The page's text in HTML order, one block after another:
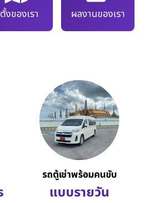
งของเรา ผลงานของเรา
รถตู้เช่าพร้อมคนขับ
แบบรายวัน